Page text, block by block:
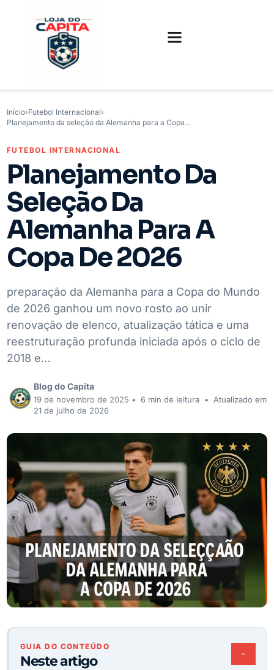
Início›Futebol Internacional›
Planejamento da seleção da Alemanha para a Copa…
FUTEBOL INTERNACIONAL
Planejamento Da
Seleção Da
Alemanha Para A
Copa De 2026
preparação da Alemanha para a Copa do Mundo
de 2026 ganhou um novo rosto ao unir
renovação de elenco, atualização tática e uma
reestruturação profunda iniciada após o ciclo de
2018 e…
Blog do Capita
19 de novembro de 2025 • 6 min de leitura •
Atualizado em
21 de julho de 2026
GUIA DO CONTEÚDO
Neste artigo −